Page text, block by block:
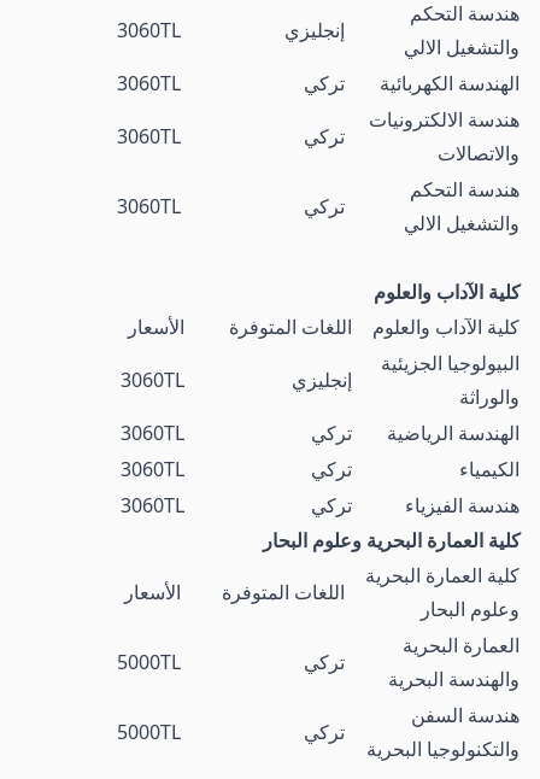
هندسة التحكم
والتشغيل الالي
إنجليزي
3060TL
الهندسة الكهربائية
تركي
3060TL
هندسة الالكترونيات
والاتصالات
تركي
3060TL
هندسة التحكم
والتشغيل الالي
تركي 3060TL
كلية الآداب والعلوم
كلية الآداب والعلوم
اللغات المتوفرة
الأسعار
البيولوجيا الجزيئية
والوراثة
إنجليزي
3060TL
الهندسة الرياضية
تركي
3060TL
الكيمياء
تركي
3060TL
هندسة الفيزياء
تركي
3060TL
كلية العمارة البحرية وعلوم البحار
كلية العمارة البحرية
وعلوم البحار
اللغات المتوفرة
الأسعار
العمارة البحرية
والهندسة البحرية
تركي
5000TL
هندسة السفن
والتكنولوجيا البحرية
تركي 5000TL